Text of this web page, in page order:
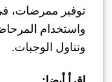
توفير ممرضات،
واستخدام
وتناول الوجبات.